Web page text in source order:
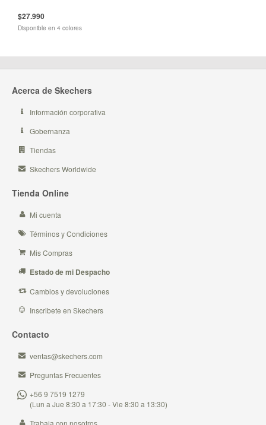
$27.990
Disponible en 4 colores
Acerca de Skechers
Información corporativa
Gobernanza
Tiendas
Skechers Worldwide
Tienda Online
Mi cuenta
Términos y Condiciones
Mis Compras
Estado de mi Despacho
Cambios y devoluciones
Inscribete en Skechers
Contacto
ventas@skechers.com
Preguntas Frecuentes
+56 9 7519 1279
(Lun a Jue 8:30 a 17:30 - Vie 8:30 a 13:30)
Trabaja con nosotros